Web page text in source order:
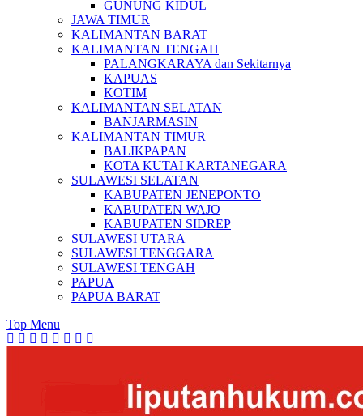
GUNUNG KIDUL
JAWA TIMUR
KALIMANTAN BARAT
KALIMANTAN TENGAH
PALANGKARAYA dan Sekitarnya
KAPUAS
KOTIM
KALIMANTAN SELATAN
BANJARMASIN
KALIMANTAN TIMUR
BALIKPAPAN
KOTA KUTAI KARTANEGARA
SULAWESI SELATAN
KABUPATEN JENEPONTO
KABUPATEN WAJO
KABUPATEN SIDREP
SULAWESI UTARA
SULAWESI TENGGARA
SULAWESI TENGAH
PAPUA
PAPUA BARAT
Top Menu